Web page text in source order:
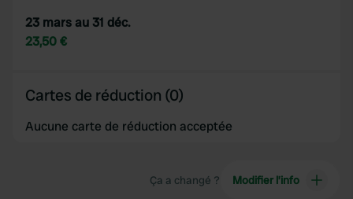
23 mars au 31 déc.
23,50 €
Cartes de réduction (0)
Aucune carte de réduction acceptée
Ça a changé ? Modifier l’info